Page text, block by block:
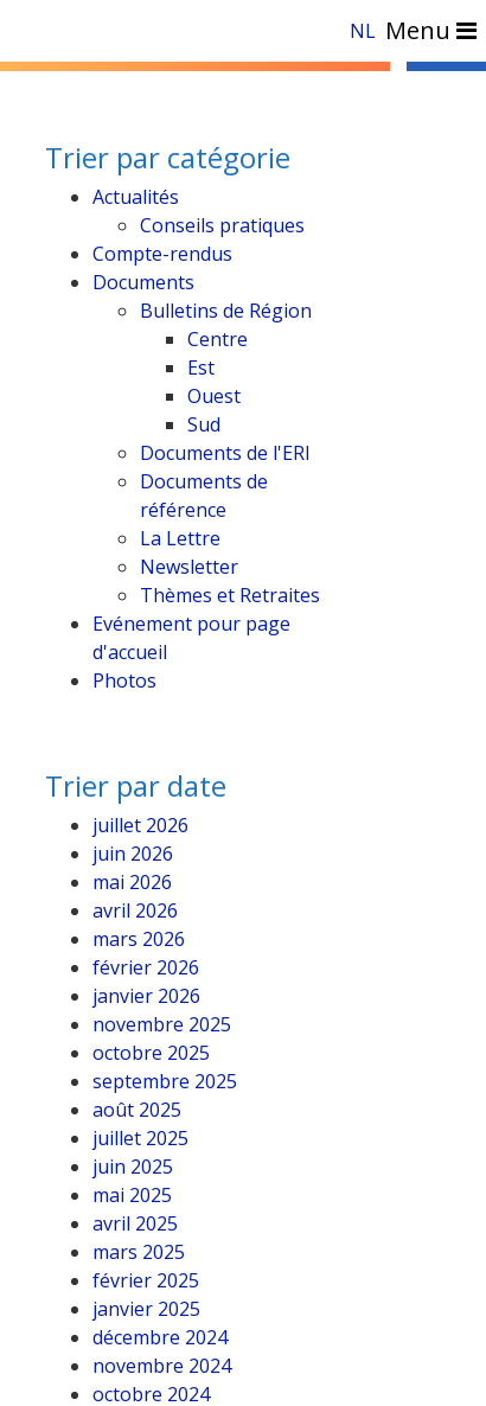
NL Menu
Trier par catégorie
Actualités
Conseils pratiques
Compte-rendus
Documents
Bulletins de Région
Centre
Est
Ouest
Sud
Documents de l'ERI
Documents de
référence
La Lettre
Newsletter
Thèmes et Retraites
Evénement pour page
d'accueil
Photos
Trier par date
juillet 2026
juin 2026
mai 2026
avril 2026
mars 2026
février 2026
janvier 2026
novembre 2025
octobre 2025
septembre 2025
août 2025
juillet 2025
juin 2025
mai 2025
avril 2025
mars 2025
février 2025
janvier 2025
décembre 2024
novembre 2024
octobre 2024